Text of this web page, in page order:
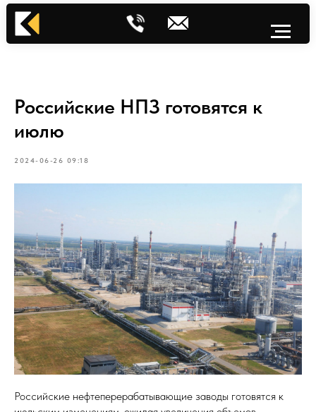
Российские НПЗ готовятся к
июлю
2024-06-26 09:18
Российские нефтеперерабатывающие заводы готовятся к